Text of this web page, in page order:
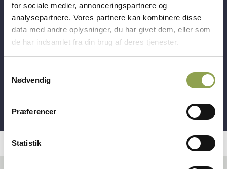
for sociale medier, annonceringspartnere og
analysepartnere. Vores partnere kan kombinere disse
data med andre oplysninger, du har givet dem, eller som
de har indsamlet fra din brug af deres tjenester.
Nødvendig
Præferencer
Statistik
Få adgang til alt indhold &
mange fordele